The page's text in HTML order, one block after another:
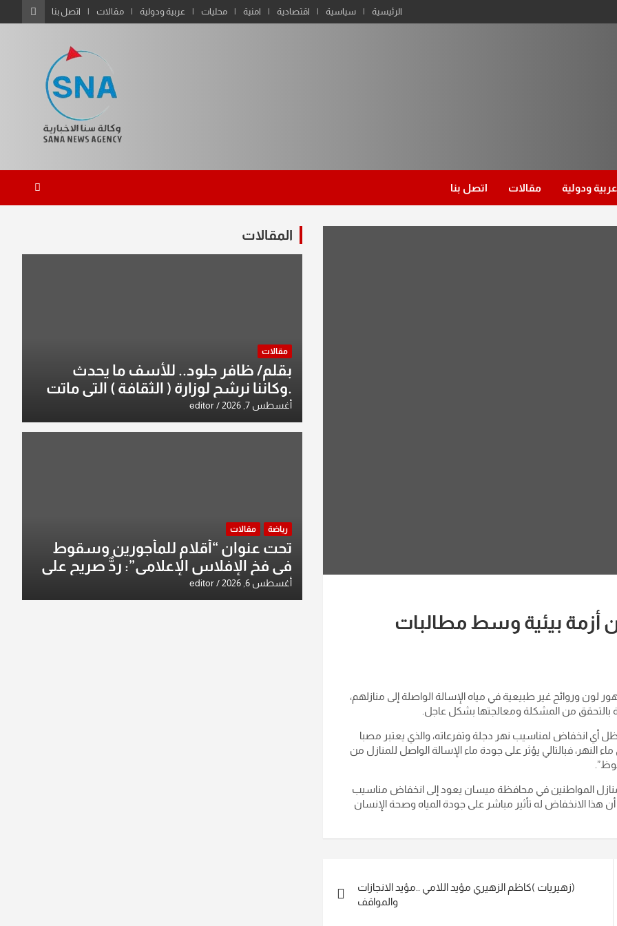
الرئيسية سياسية اقتصادية امنية محليات عربية ودولية مقالات اتصل بنا
عربية ودولية مقالات اتصل بنا
بيئية وسط مطالبات
غير طبيعية في مياه الإسالة الواصلة إلى منازلهم،
بالتحقق من المشكلة ومعالجتها بشكل عاجل.
أي انخفاض لمناسيب نهر دجلة وتفرعاته، والذي يعتبر مصبا
النهر، فبالتالي يؤثر على جودة ماء الإسالة الواصل للمنازل من
منازل المواطنين في محافظة ميسان يعود إلى انخفاض مناسيب
هذا الانخفاض له تأثير مباشر على جودة المياه وصحة الإنسان
(زهيريات )كاظم الزهيري مؤيد اللامي ..مؤيد الانجازات
والمواقف
المقالات
مقالات
بقلم/ ظافر جلود.. للأسف ما يحدث
.وكاننا نرشح لوزارة ( الثقافة ) التي ماتت
من زمان وزير يمثلها من النخبة والإرث
العظيم للثقافة العراقية..
أغسطس 7, 2026 editor
رياضة مقالات
تحت عنوان “أقلام للمأجورين وسقوط
في فخ الإفلاس الإعلامي”: ردٌّ صريح على
افتراءات سمير الشكرجي
أغسطس 6, 2026 editor